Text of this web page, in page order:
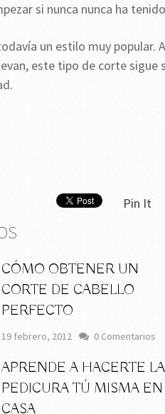
si nunca nunca ha
un estilo muy popular.
este tipo de corte
Pin It
CÓMO OBTENER UN
CORTE DE CABELLO
PERFECTO
19 febrero, 2012 0 Comentarios
APRENDE A HACERTE LA
PEDICURA TÚ MISMA EN
CASA